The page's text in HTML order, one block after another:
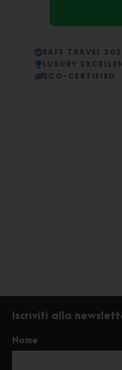
SAFE TRAVEL
LUXURY
ECO-CERTIFIED
Iscriviti alla
Nome